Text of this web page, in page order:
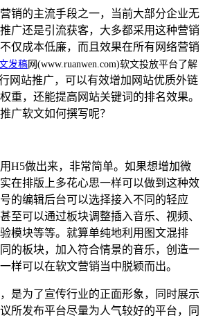
销的主流手段之一，当前大部分企业无
广还是引流获客，大多都采用这种营销
仅成本低廉，而且效果在所有网络营销
发稿网(www.ruanwen.com)软文投放平台了解
网站推广，可以有效增加网站优质外链
重，还能提高网站关键词的排名效果。
广软文如何撰写呢？
H5做出来，非常简单。如果想增加微
在排版上多花心思一样可以做到这种效
的编辑后台可以选择接入不同的轻应
至可以通过板块调整插入音乐、视频、
模块等等。就算单纯地利用图文混排
的板块，加入符合情景的音乐，创造一
样可以在软文营销当中脱颖而出。
是为了宣传行业的正面形象，同时展示
所发布平台尽量为人气较好的平台，同